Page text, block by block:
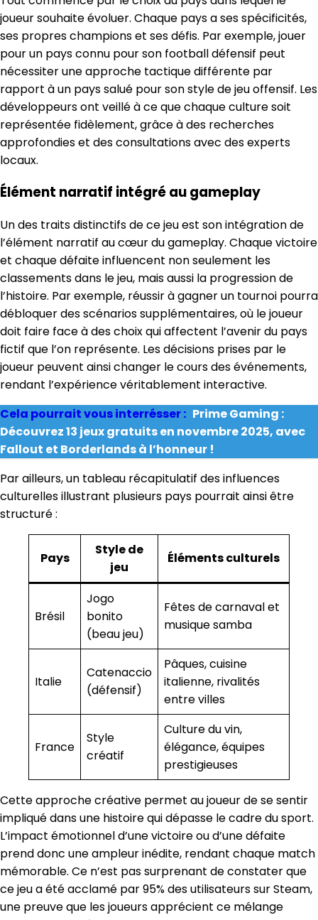
joueur souhaite évoluer. Chaque pays a ses spécificités,
ses propres champions et ses défis. Par exemple, jouer
pour un pays connu pour son football défensif peut
nécessiter une approche tactique différente par
rapport à un pays salué pour son style de jeu offensif. Les
développeurs ont veillé à ce que chaque culture soit
représentée fidèlement, grâce à des recherches
approfondies et des consultations avec des experts
locaux.
Élément narratif intégré au gameplay
Un des traits distinctifs de ce jeu est son intégration de
l’élément narratif au cœur du gameplay. Chaque victoire
et chaque défaite influencent non seulement les
classements dans le jeu, mais aussi la progression de
l’histoire. Par exemple, réussir à gagner un tournoi pourra
débloquer des scénarios supplémentaires, où le joueur
doit faire face à des choix qui affectent l’avenir du pays
fictif que l’on représente. Les décisions prises par le
joueur peuvent ainsi changer le cours des événements,
rendant l’expérience véritablement interactive.
Cela pourrait vous interrésser : Prime Gaming :
Découvrez 13 jeux gratuits en novembre 2025, avec
Fallout et Borderlands à l’honneur !
Par ailleurs, un tableau récapitulatif des influences
culturelles illustrant plusieurs pays pourrait ainsi être
structuré :
Pays
Style de
jeu
Éléments culturels
Brésil
Jogo
bonito
(beau jeu)
Fêtes de carnaval et
musique samba
Italie
Catenaccio
(défensif)
Pâques, cuisine
italienne, rivalités
entre villes
France
Style
créatif
Culture du vin,
élégance, équipes
prestigieuses
Cette approche créative permet au joueur de se sentir
impliqué dans une histoire qui dépasse le cadre du sport.
L’impact émotionnel d’une victoire ou d’une défaite
prend donc une ampleur inédite, rendant chaque match
mémorable. Ce n’est pas surprenant de constater que
ce jeu a été acclamé par 95% des utilisateurs sur Steam,
une preuve que les joueurs apprécient ce mélange